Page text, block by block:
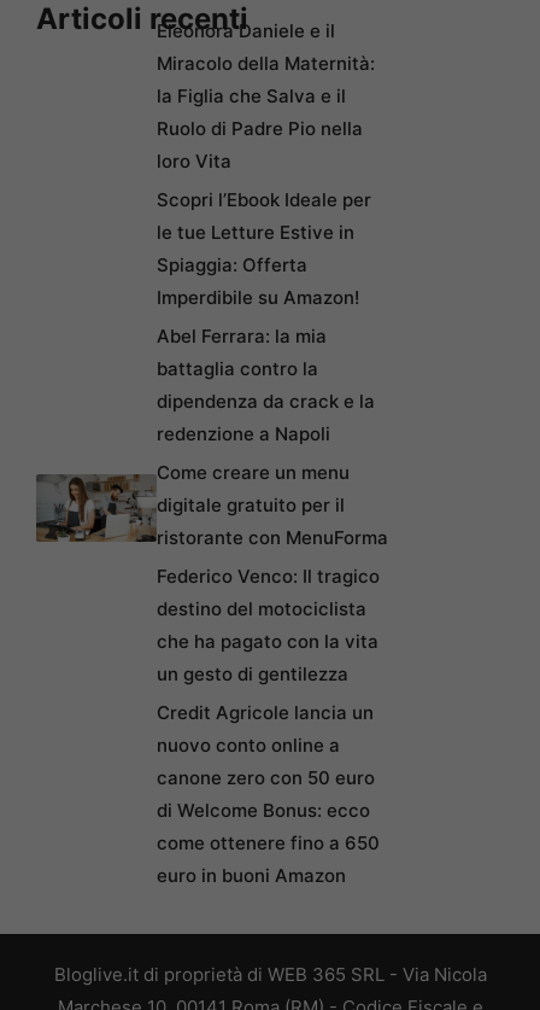
Articoli recentiEleonora Daniele e il
Miracolo della Maternità:
la Figlia che Salva e il
Ruolo di Padre Pio nella
loro Vita
Scopri l’Ebook Ideale per
le tue Letture Estive in
Spiaggia: Offerta
Imperdibile su Amazon!
Abel Ferrara: la mia
battaglia contro la
dipendenza da crack e la
redenzione a Napoli
Come creare un menu
digitale gratuito per il
ristorante con MenuForma
Federico Venco: Il tragico
destino del motociclista
che ha pagato con la vita
un gesto di gentilezza
Credit Agricole lancia un
nuovo conto online a
canone zero con 50 euro
di Welcome Bonus: ecco
come ottenere fino a 650
euro in buoni Amazon
Bloglive.it di proprietà di WEB 365 SRL - Via Nicola